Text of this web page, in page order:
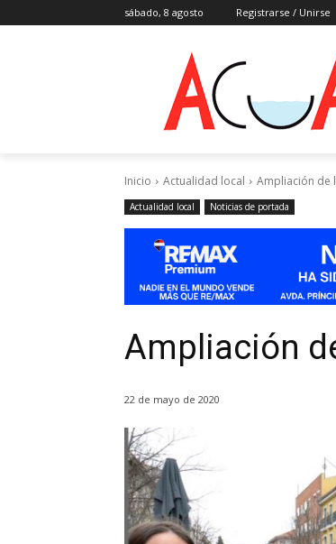
sábado, 8 agosto Registrarse / Unirse
Inicio Actualidad local Ampliación de
Actualidad local Noticias de portada
Ampliación
22 de mayo de 2020